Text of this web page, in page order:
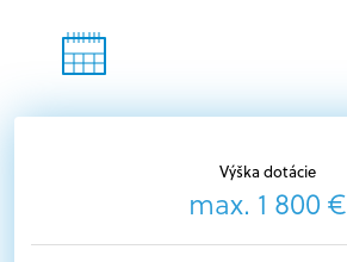
Výška dotácie
max. 1 800 €